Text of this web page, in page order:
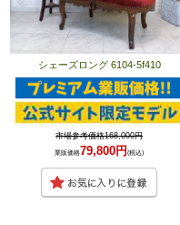
シェーズロング 6104-5f410
市場参考価格168,000円
業販価格79,800円(税込)